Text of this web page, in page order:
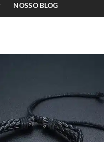
NOSSO BLOG